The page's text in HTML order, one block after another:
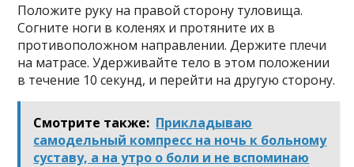
Положите руку на правой сторону туловища.
Согните ноги в коленях и протяните их в
противоположном направлении. Держите плечи
на матрасе. Удерживайте тело в этом положении
в течение 10 секунд, и перейти на другую сторону.
Смотрите также: Прикладываю
самодельный компресс на ночь к больному
суставу, а на утро о боли и не вспоминаю